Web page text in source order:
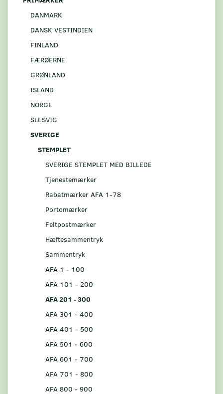
DANMARK
DANSK VESTINDIEN
FINLAND
FÆRØERNE
GRØNLAND
ISLAND
NORGE
SLESVIG
SVERIGE
STEMPLET
SVERIGE STEMPLET MED BILLEDE
Tjenestemærker
Rabatmærker AFA 1-78
Portomærker
Feltpostmærker
Hæftesammentryk
Sammentryk
AFA 1 - 100
AFA 101 - 200
AFA 201 - 300
AFA 301 - 400
AFA 401 - 500
AFA 501 - 600
AFA 601 - 700
AFA 701 - 800
AFA 800 - 900